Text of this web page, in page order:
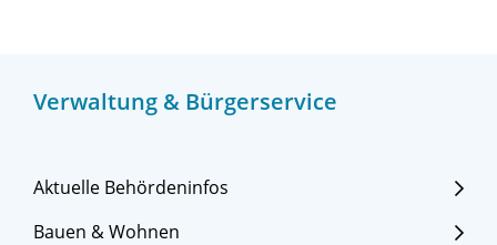
Verwaltung & Bürgerservice
Aktuelle Behördeninfos
Bauen & Wohnen